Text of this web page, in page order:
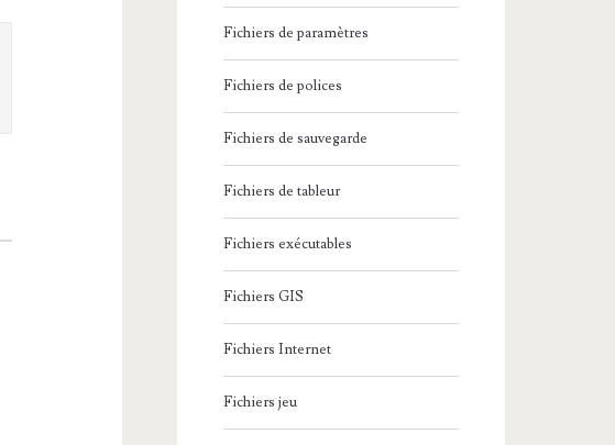
Fichiers de paramètres
Fichiers de polices
Fichiers de sauvegarde
Fichiers de tableur
Fichiers exécutables
Fichiers GIS
Fichiers Internet
Fichiers jeu